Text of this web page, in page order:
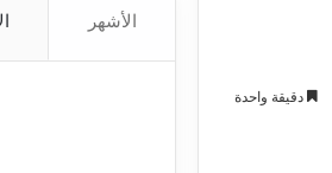
دقيقة واحدة
الأشهر